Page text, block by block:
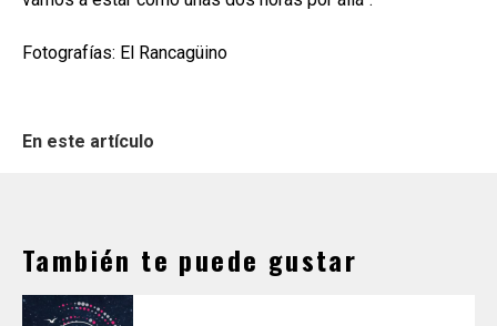
Fotografías: El Rancagüino
En este artículo
También te puede gustar